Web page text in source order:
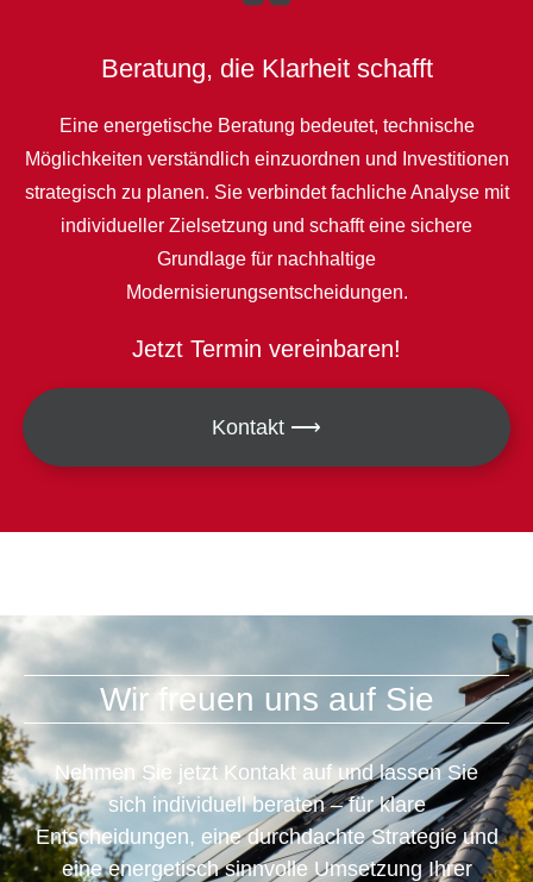
Beratung, die Klarheit schafft
Eine energetische Beratung bedeutet, technische
Möglichkeiten verständlich einzuordnen und Investitionen
strategisch zu planen. Sie verbindet fachliche Analyse mit
individueller Zielsetzung und schafft eine sichere
Grundlage für nachhaltige
Modernisierungsentscheidungen.
Jetzt Termin vereinbaren!
Kontakt ⟶
Wir freuen uns auf Sie
Nehmen Sie jetzt Kontakt auf und lassen Sie
sich individuell beraten – für klare
Entscheidungen, eine durchdachte Strategie und
eine energetisch sinnvolle Umsetzung Ihrer